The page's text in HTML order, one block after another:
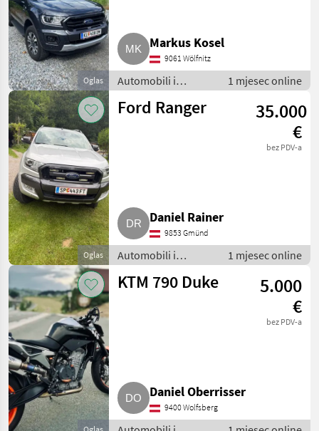
Oglas
Markus Kosel
9061 Wölfnitz
Automobili i
motocikli / Motori
1 mjesec online
Oglas
Ford Ranger
35.000
€
bez PDV-a
Daniel Rainer
9853 Gmünd
Automobili i
motocikli / Motori
1 mjesec online
KTM 790 Duke
5.000
€
bez PDV-a
Daniel Oberrisser
9400 Wolfsberg